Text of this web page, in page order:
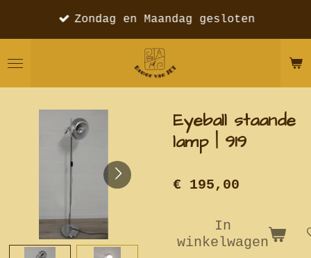
de
Zondag en Maandag gesloten
Eyeball staande
lamp | 919
€ 195,00
In
winkelwagen